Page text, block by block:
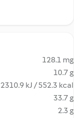
128.1 mg
10.7 g
2310.9 kJ / 552.3 kcal
33.7 g
2.3 g